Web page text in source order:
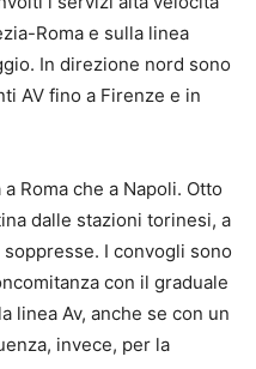
Roma e sulla linea
In direzione nord sono
AV fino a Firenze e in
a Roma che a Napoli. Otto
dalle stazioni torinesi, a
I convogli sono
con il graduale
linea Av, anche se con un
invece, per la